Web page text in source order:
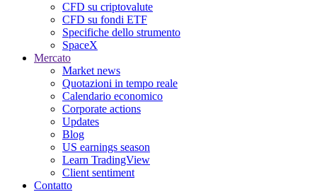
CFD su criptovalute
CFD su fondi ETF
Specifiche dello strumento
SpaceX
Mercato
Market news
Quotazioni in tempo reale
Calendario economico
Corporate actions
Updates
Blog
US earnings season
Learn TradingView
Client sentiment
Contatto